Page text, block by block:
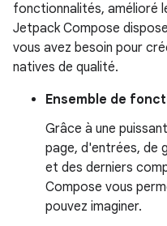
fonctionnalités, amélioré
Jetpack Compose
vous avez besoin pour
natives de qualité.
Ensemble de
Grâce à une
page, d'entrées, de
et des derniers
Compose vous
pouvez imaginer.